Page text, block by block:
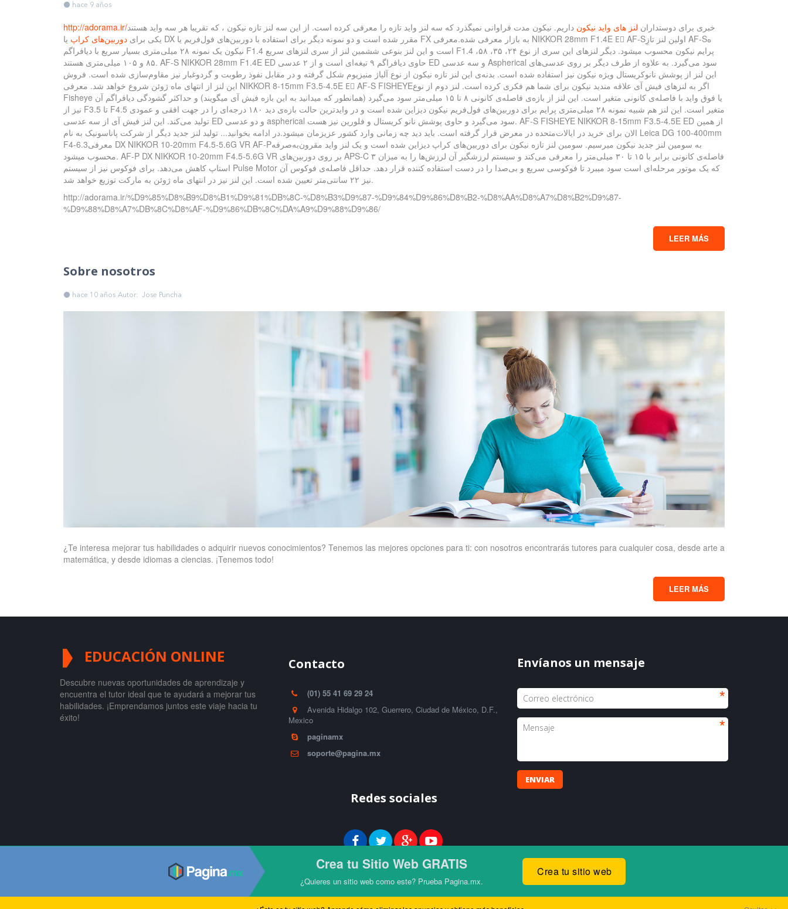
hace 9 años
http://adorama.ir/ خبری برای دوستداران لنز های واید نیکون داریم. نیکون مدت فراوانی نمیگذرد که سه لنز واید تازه را معرفی کرده است. از این سه لنز تازه نیکون ، که تقریبا هر سه واید هستند
یکی برای دوربین‌های کراپ یا DX مقرر شده است و دو نمونه دیگر برای استفاده با دوربین‌های فول‌فریم یا FX به بازار معرفی شده.معرفی NIKKOR 28mm F1.4E Eِ AF-Sاولین لنز تازِ AF-Sه
نیکون یک نمونه ۲۸ میلی‌متری بسیار سریع با دیافراگم F1.4 است و این لنز بنوعی ششمین لنز از سری لنزهای سریع F1.4 پرایم نیکون محسوب میشود. دیگر لنزهای این سری از نوع ۲۴، ۳۵، ۵۸،
۸۵ و ۱۰۵ میلی‌متری هستند. AF-S NIKKOR 28mm F1.4E ED حاوی دیافراگم ۹ تیغه‌ای است و از ۲ عدسی ED و سه عدسی Aspherical سود می‌گیرد. به علاوه از طرف دیگر بر روی عدسی‌های
این لنز از پوشش نانوکریستال ویژه نیکون نیز استفاده شده است. بدنه‌ی این لنز تازه نیکون از نوع آلیاژ منیزیوم شکل گرفته و در مقابل نفوذ رطوبت و گردوغبار نیز مقاوم‌سازی شده است. فروش
این لنز از انتهای ماه ژوئن شروع خواهد شد. معرفی NIKKOR 8-15mm F3.5-4.5E Eِ AF-S FISHEYEاگر به لنزهای فیش آی علاقه مندید نیکون برای شما هم فکری کرده است. لنز دوم از نوع
Fisheye یا فوق واید با فاصله‌ی کانونی متغیر است. این لنز از بازه‌ی فاصله‌ی کانونی ۸ تا ۱۵ میلی‌متر سود می‌گیرد (همانطور که میدانید به این بازه فیش آی میگویند) و حداکثر گشودگی دیافراگم آن
نیز از F3.5 تا F4.5 متغیر است. این لنز هم شبیه نمونه ۲۸ میلی‌متری پرایم برای دوربین‌های فول‌فریم نیکون دیزاین شده است و در وایدترین حالت بازه‌ی دید ۱۸۰ درجه‌ای را در جهت افقی و عمودی
تولید می‌کند. این لنز فیش آی از سه عدسی ED و دو عدسی aspherical سود می‌گیرد و حاوی پوشش نانو کریستال و فلورین نیز هست. AF-S FISHEYE NIKKOR 8-15mm F3.5-4.5E ED از همین
الان برای خرید در ایالات‌متحده در معرض قرار گرفته است. باید دید چه زمانی وارد کشور عزیزمان میشود.در ادامه بخوانید... تولید لنز جدید دیگر از شرکت پاناسونیک به نام Leica DG 100-400mm
F4-6.3معرفی DX NIKKOR 10-20mm F4.5-5.6G VR AF-Pبه سومین لنز جدید نیکون میرسیم. سومین لنز تازه نیکون برای دوربین‌های کراپ دیزاین شده است و یک لنز واید مقرون‌به‌صرفه
محسوب میشود. AF-P DX NIKKOR 10-20mm F4.5-5.6G VR بر روی دوربین‌های APS-C فاصله‌ی کانونی برابر با ۱۵ تا ۳۰ میلی‌متر را معرفی می‌کند و سیستم لرزشگیر آن لرزش‌ها را به میزان ۳
استاپ کاهش می‌دهد. برای فوکوس نیز از سیستم Pulse Motor که یک موتور مرحله‌ای است سود میبرد تا فوکوسی سریع و بی‌صدا را در دست استفاده کننده قرار دهد. حداقل فاصله‌ی فوکوس آن
نیز ۲۲ سانتی‌متر تعیین شده است. این لنز نیز در انتهای ماه ژوئن به مارکت توزیع خواهد شد.
http://adorama.ir/%D9%85%D8%B9%D8%B1%D9%81%DB%8C-%D8%B3%D9%87-%D9%84%D9%86%D8%B2-%D8%AA%D8%A7%D8%B2%D9%87-
%D9%88%D8%A7%DB%8C%D8%AF-%D9%86%DB%8C%DA%A9%D9%88%D9%86/
LEER MÁS
Sobre nosotros
hace 10 años Autor: Jose Puncha
¿Te interesa mejorar tus habilidades o adquirir nuevos conocimientos? Tenemos las mejores opciones para ti: con nosotros encontrarás tutores para cualquier cosa, desde arte a
matemática, y desde idiomas a ciencias. ¡Tenemos todo!
LEER MÁS
EDUCACIÓN ONLINE
Descubre nuevas oportunidades de aprendizaje y
encuentra el tutor ideal que te ayudará a mejorar tus
habilidades. ¡Emprendamos juntos este viaje hacia tu
éxito!
Contacto
(01) 55 41 69 29 24
Avenida Hidalgo 102, Guerrero, Ciudad de México, D.F.,
Mexico
paginamx
soporte@pagina.mx
Redes sociales
Envíanos un mensaje
ENVIAR